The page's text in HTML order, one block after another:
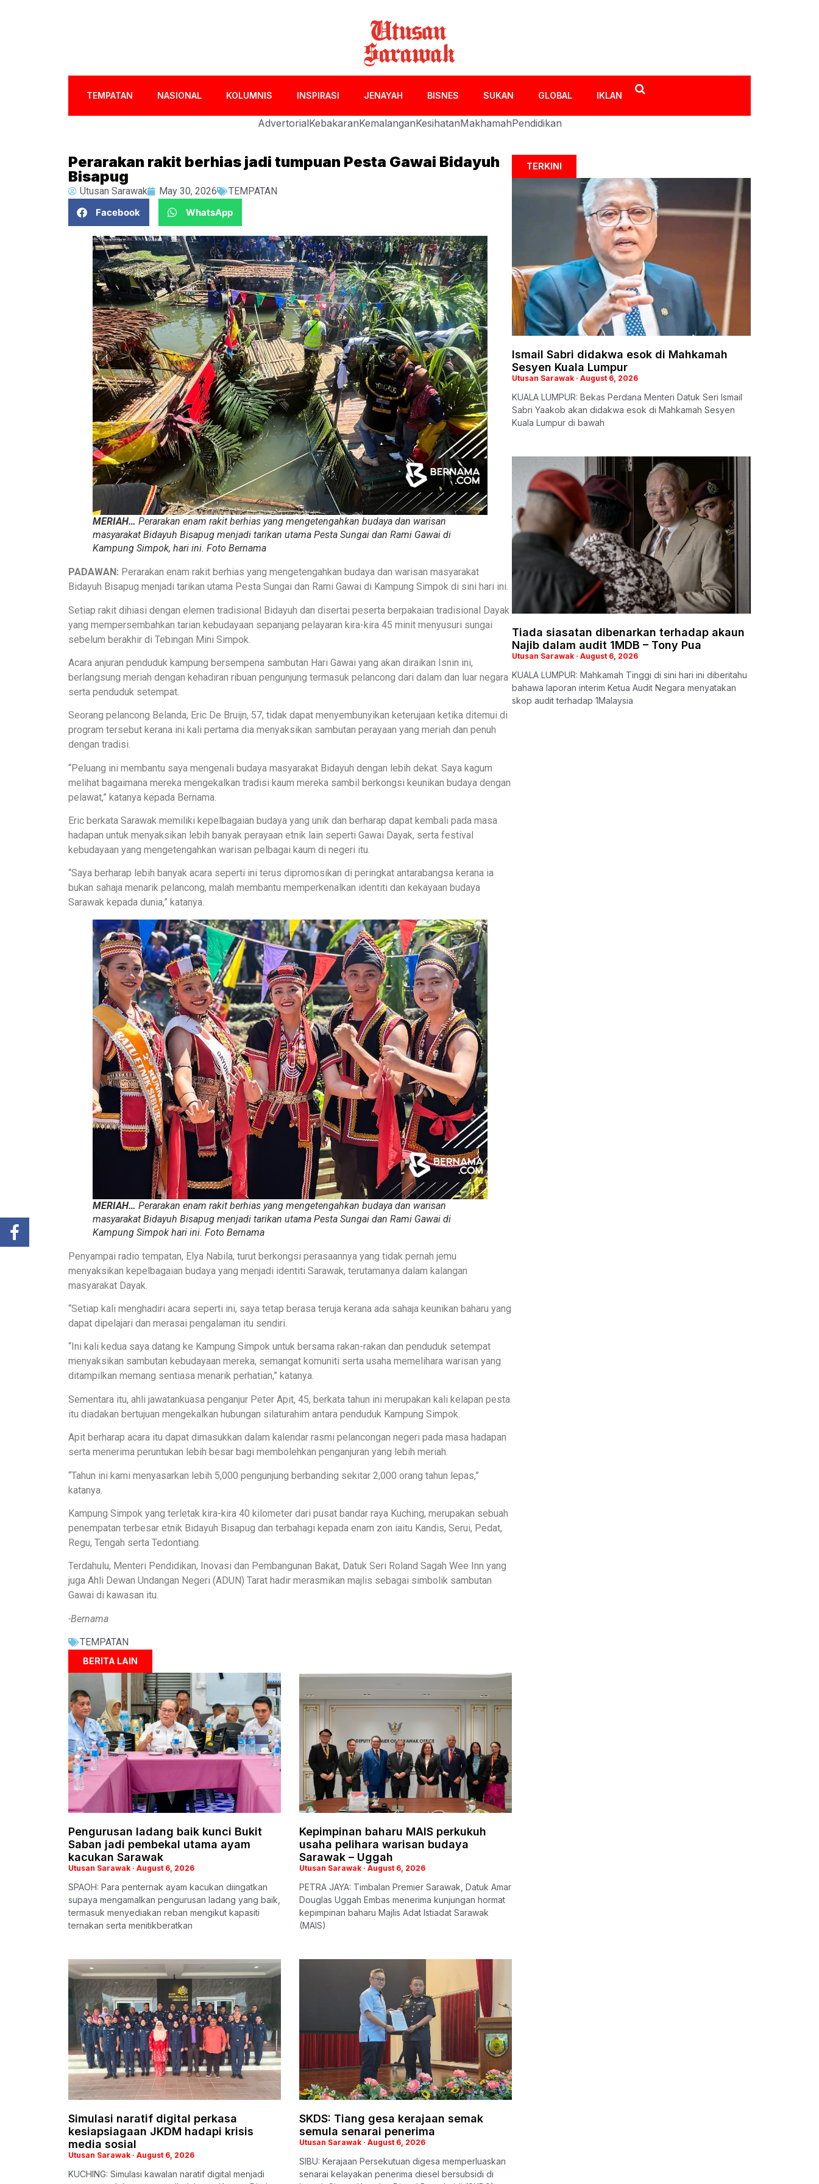
TEMPATAN NASIONAL KOLUMNIS INSPIRASI JENAYAH BISNES SUKAN GLOBAL IKLAN
AdvertorialKebakaranKemalanganKesihatanMakhamahPendidikan
Perarakan rakit berhias jadi tumpuan Pesta Gawai Bidayuh
Bisapug
Utusan Sarawak May 30, 2026
TEMPATAN
Facebook
WhatsApp
MERIAH… Perarakan enam rakit berhias yang mengetengahkan budaya dan warisan
masyarakat Bidayuh Bisapug menjadi tarikan utama Pesta Sungai dan Rami Gawai di
Kampung Simpok, hari ini. Foto Bernama
PADAWAN: Perarakan enam rakit berhias yang mengetengahkan budaya dan warisan masyarakat
Bidayuh Bisapug menjadi tarikan utama Pesta Sungai dan Rami Gawai di Kampung Simpok di sini hari ini.
Setiap rakit dihiasi dengan elemen tradisional Bidayuh dan disertai peserta berpakaian tradisional Dayak
yang mempersembahkan tarian kebudayaan sepanjang pelayaran kira-kira 45 minit menyusuri sungai
sebelum berakhir di Tebingan Mini Simpok.
Acara anjuran penduduk kampung bersempena sambutan Hari Gawai yang akan diraikan Isnin ini,
berlangsung meriah dengan kehadiran ribuan pengunjung termasuk pelancong dari dalam dan luar negara
serta penduduk setempat.
Seorang pelancong Belanda, Eric De Bruijn, 57, tidak dapat menyembunyikan keterujaan ketika ditemui di
program tersebut kerana ini kali pertama dia menyaksikan sambutan perayaan yang meriah dan penuh
dengan tradisi.
“Peluang ini membantu saya mengenali budaya masyarakat Bidayuh dengan lebih dekat. Saya kagum
melihat bagaimana mereka mengekalkan tradisi kaum mereka sambil berkongsi keunikan budaya dengan
pelawat,” katanya kepada Bernama.
Eric berkata Sarawak memiliki kepelbagaian budaya yang unik dan berharap dapat kembali pada masa
hadapan untuk menyaksikan lebih banyak perayaan etnik lain seperti Gawai Dayak, serta festival
kebudayaan yang mengetengahkan warisan pelbagai kaum di negeri itu.
“Saya berharap lebih banyak acara seperti ini terus dipromosikan di peringkat antarabangsa kerana ia
bukan sahaja menarik pelancong, malah membantu memperkenalkan identiti dan kekayaan budaya
Sarawak kepada dunia,” katanya.
MERIAH… Perarakan enam rakit berhias yang mengetengahkan budaya dan warisan
masyarakat Bidayuh Bisapug menjadi tarikan utama Pesta Sungai dan Rami Gawai di
Kampung Simpok hari ini. Foto Bernama
Penyampai radio tempatan, Elya Nabila, turut berkongsi perasaannya yang tidak pernah jemu
menyaksikan kepelbagaian budaya yang menjadi identiti Sarawak, terutamanya dalam kalangan
masyarakat Dayak.
“Setiap kali menghadiri acara seperti ini, saya tetap berasa teruja kerana ada sahaja keunikan baharu yang
dapat dipelajari dan merasai pengalaman itu sendiri.
“Ini kali kedua saya datang ke Kampung Simpok untuk bersama rakan-rakan dan penduduk setempat
menyaksikan sambutan kebudayaan mereka, semangat komuniti serta usaha memelihara warisan yang
ditampilkan memang sentiasa menarik perhatian,” katanya.
Sementara itu, ahli jawatankuasa penganjur Peter Apit, 45, berkata tahun ini merupakan kali kelapan pesta
itu diadakan bertujuan mengekalkan hubungan silaturahim antara penduduk Kampung Simpok.
Apit berharap acara itu dapat dimasukkan dalam kalendar rasmi pelancongan negeri pada masa hadapan
serta menerima peruntukan lebih besar bagi membolehkan penganjuran yang lebih meriah.
“Tahun ini kami menyasarkan lebih 5,000 pengunjung berbanding sekitar 2,000 orang tahun lepas,”
katanya.
Kampung Simpok yang terletak kira-kira 40 kilometer dari pusat bandar raya Kuching, merupakan sebuah
penempatan terbesar etnik Bidayuh Bisapug dan terbahagi kepada enam zon iaitu Kandis, Serui, Pedat,
Regu, Tengah serta Tedontiang.
Terdahulu, Menteri Pendidikan, Inovasi dan Pembangunan Bakat, Datuk Seri Roland Sagah Wee Inn yang
juga Ahli Dewan Undangan Negeri (ADUN) Tarat hadir merasmikan majlis sebagai simbolik sambutan
Gawai di kawasan itu.
-Bernama
TEMPATAN
BERITA LAIN
Pengurusan ladang baik kunci Bukit
Saban jadi pembekal utama ayam
kacukan Sarawak
Utusan Sarawak August 6, 2026
SPAOH: Para penternak ayam kacukan diingatkan
supaya mengamalkan pengurusan ladang yang baik,
termasuk menyediakan reban mengikut kapasiti
ternakan serta menitikberatkan
Kepimpinan baharu MAIS perkukuh
usaha pelihara warisan budaya
Sarawak – Uggah
Utusan Sarawak August 6, 2026
PETRA JAYA: Timbalan Premier Sarawak, Datuk Amar
Douglas Uggah Embas menerima kunjungan hormat
kepimpinan baharu Majlis Adat Istiadat Sarawak
(MAIS)
Simulasi naratif digital perkasa
kesiapsiagaan JKDM hadapi krisis
media sosial
Utusan Sarawak August 6, 2026
KUCHING: Simulasi kawalan naratif digital menjadi
SKDS: Tiang gesa kerajaan semak
semula senarai penerima
Utusan Sarawak August 6, 2026
SIBU: Kerajaan Persekutuan digesa memperluaskan
senarai kelayakan penerima diesel bersubsidi di
TERKINI
Ismail Sabri didakwa esok di Mahkamah
Sesyen Kuala Lumpur
Utusan Sarawak August 6, 2026
KUALA LUMPUR: Bekas Perdana Menteri Datuk Seri Ismail
Sabri Yaakob akan didakwa esok di Mahkamah Sesyen
Kuala Lumpur di bawah
Tiada siasatan dibenarkan terhadap akaun
Najib dalam audit 1MDB – Tony Pua
Utusan Sarawak August 6, 2026
KUALA LUMPUR: Mahkamah Tinggi di sini hari ini diberitahu
bahawa laporan interim Ketua Audit Negara menyatakan
skop audit terhadap 1Malaysia